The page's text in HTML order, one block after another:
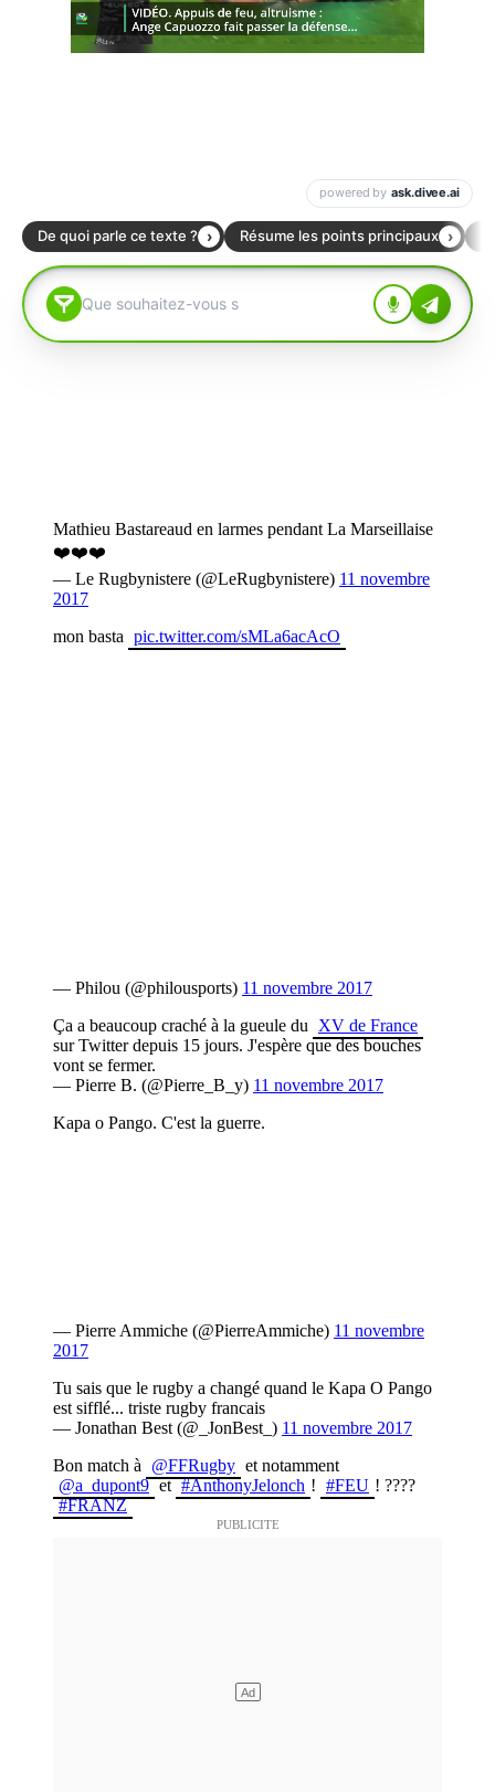
Mathieu Bastareaud en larmes pendant La Marseillaise
❤️❤️❤️
— Le Rugbynistere (@LeRugbynistere) 11 novembre
2017
mon basta pic.twitter.com/sMLa6acAcO
— Philou (@philousports) 11 novembre 2017
Ça a beaucoup craché à la gueule du
XV de France
sur Twitter depuis 15 jours. J'espère que des bouches
vont se fermer.
— Pierre B. (@Pierre_B_y) 11 novembre 2017
Kapa o Pango. C'est la guerre.
— Pierre Ammiche (@PierreAmmiche) 11 novembre
2017
Tu sais que le rugby a changé quand le Kapa O Pango
est sifflé... triste rugby francais
— Jonathan Best (@_JonBest_) 11 novembre 2017
Bon match à
@FFRugby et notamment
@a_dupont9 et #AnthonyJelonch ! #FEU ! ????
#FRANZ